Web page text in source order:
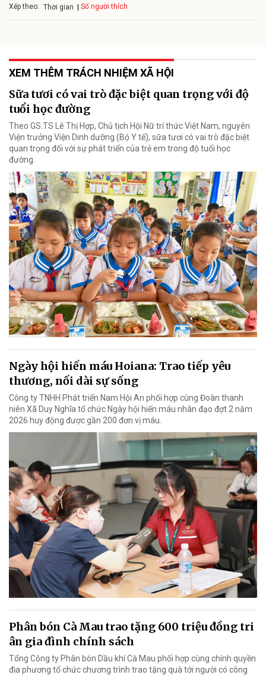
Xếp theo: Thời gian Số người thích
XEM THÊM TRÁCH NHIỆM XÃ HỘI
Sữa tươi có vai trò đặc biệt quan trọng với độ
tuổi học đường
Theo GS.TS Lê Thị Hợp, Chủ tịch Hội Nữ trí thức Việt Nam, nguyên
Viện trưởng Viện Dinh dưỡng (Bộ Y tế), sữa tươi có vai trò đặc biệt
quan trọng đối với sự phát triển của trẻ em trong độ tuổi học
đường.
Ngày hội hiến máu Hoiana: Trao tiếp yêu
thương, nối dài sự sống
Công ty TNHH Phát triển Nam Hội An phối hợp cùng Đoàn thanh
niên Xã Duy Nghĩa tổ chức Ngày hội hiến máu nhân đạo đợt 2 năm
2026 huy động được gần 200 đơn vị máu.
Phân bón Cà Mau trao tặng 600 triệu đồng tri
ân gia đình chính sách
Tổng Công ty Phân bón Dầu khí Cà Mau phối hợp cùng chính quyền
địa phương tổ chức chương trình trao tặng quà tới người có công